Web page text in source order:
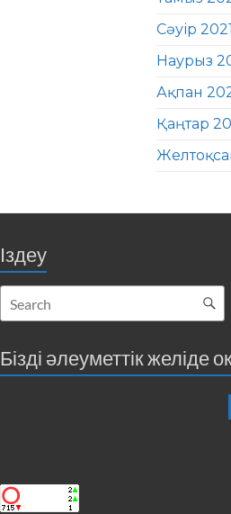
Сәуір 2021
Наурыз
Ақпан
Қаңтар
Іздеу
Бізді әлеуметтік желіде